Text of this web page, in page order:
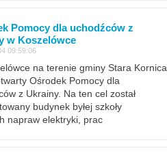
Pomocy dla uchodźców z
w Koszelówce
09:59:06
na terenie gminy Stara Kornica
Ośrodek Pomocy dla
z Ukrainy. Na ten cel został
budynek byłej szkoły
napraw elektryki, prac